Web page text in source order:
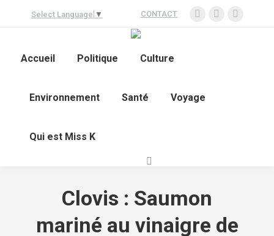
Select Language ▼ CONTACT
La
une
La
La
Accueil Politique Culture
Environnement Santé Voyage
Qui est Miss K
Recherche
Clovis : Saumon
mariné au vinaigre de